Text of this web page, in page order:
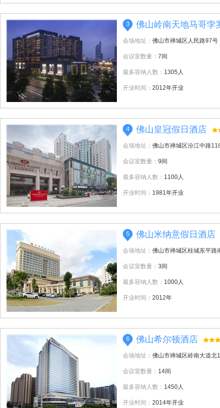
3 佛山岭南天地马哥孛
会场地址： 佛山市禅城区人民路97号
会议室数量： 7间
最多容纳人数： 1305人
开业时间： 2012年开业
4 佛山皇冠假日酒店
会场地址： 佛山市禅城区汾江中路
会议室数量： 9间
最多容纳人数： 1100人
开业时间： 1981年开业
5 佛山米纳意假日酒店
会场地址： 佛山市禅城区桂城东平路
会议室数量： 3间
最多容纳人数： 1000人
开业时间： 2012年
6 佛山希尔顿酒店
会场地址： 佛山市禅城区岭南大道北
会议室数量： 14间
最多容纳人数： 1450人
开业时间： 2014年开业